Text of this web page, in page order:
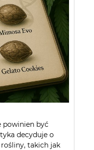
powinien być
decyduje o
takich jak